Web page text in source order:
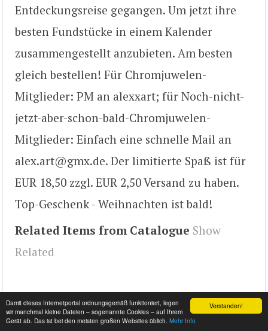
Verstanden!
Damit dieses Internetportal ordnungsgemäß funktioniert, legen
wir manchmal kleine Dateien – sogenannte Cookies – auf Ihrem
Gerät ab. Das ist bei den meisten großen Websites üblich. Mehr Info
Entdeckungsreise gegangen. Um jetzt ihre
besten Fundstücke in einem Kalender
zusammengestellt anzubieten. Am besten
gleich bestellen! Für Chromjuwelen-
Mitglieder: PM an alexxart; für Noch-nicht-
jetzt-aber-schon-bald-Chromjuwelen-
Mitglieder: Einfach eine schnelle Mail an
alex.art@gmx.de. Der limitierte Spaß ist für
EUR 18,50 zzgl. EUR 2,50 Versand zu haben.
Top-Geschenk - Weihnachten ist bald!
Related Items from Catalogue Show
Related